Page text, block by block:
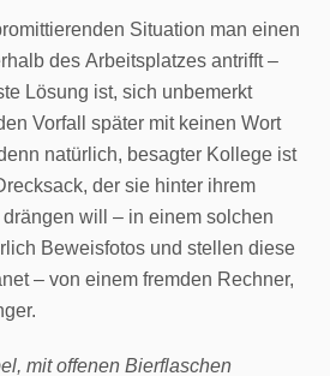
Situation man einen
des Arbeitsplatzes antrifft –
Lösung ist, sich unbemerkt
Vorfall später mit keinen Wort
natürlich, besagter Kollege ist
der sie hinter ihrem
will – in einem solchen
Beweisfotos und stellen diese
– von einem fremden Rechner,
mit offenen Bierflaschen